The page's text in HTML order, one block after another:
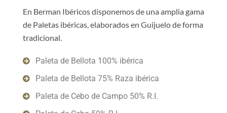
En Berman Ibéricos disponemos de una amplia gama
de Paletas ibéricas, elaborados en Guijuelo de forma
tradicional.
Paleta de Bellota 100% ibérica
Paleta de Bellota 75% Raza ibérica
Paleta de Cebo de Campo 50% R.I.